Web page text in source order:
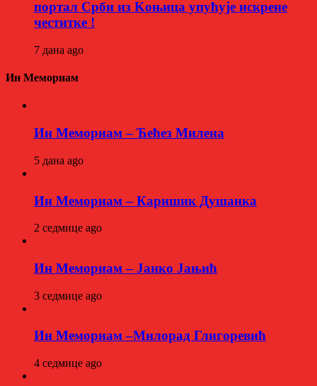
портал Срби из Kоњица упућује искрене
честитке !
7 дана ago
Ин Мемориам
Ин Мемориам – Ћећез Милена
5 дана ago
Ин Мемориам – Каришик Душанка
2 седмице ago
Ин Мемориам – Јанко Јањић
3 седмице ago
Ин Мемориам –Милорад Глигоревић
4 седмице ago